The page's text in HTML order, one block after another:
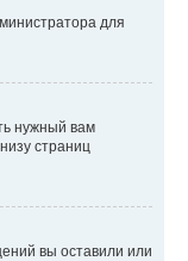
для
нужный вам
страниц
вы оставили или